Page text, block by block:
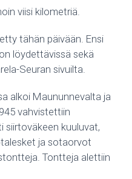
viisi kilometriä.
tähän päivään. Ensi
löydettävissä sekä
Seuran sivuilta.
alkoi Maununnevalta ja
vahvistettiin
siirtoväkeen kuuluvat,
ja sotaorvot
Tontteja alettiin